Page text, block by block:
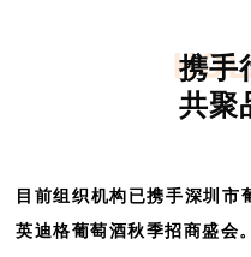
携手
共聚
目前组织机构已携手深圳市
英迪格葡萄酒秋季招商盛会。